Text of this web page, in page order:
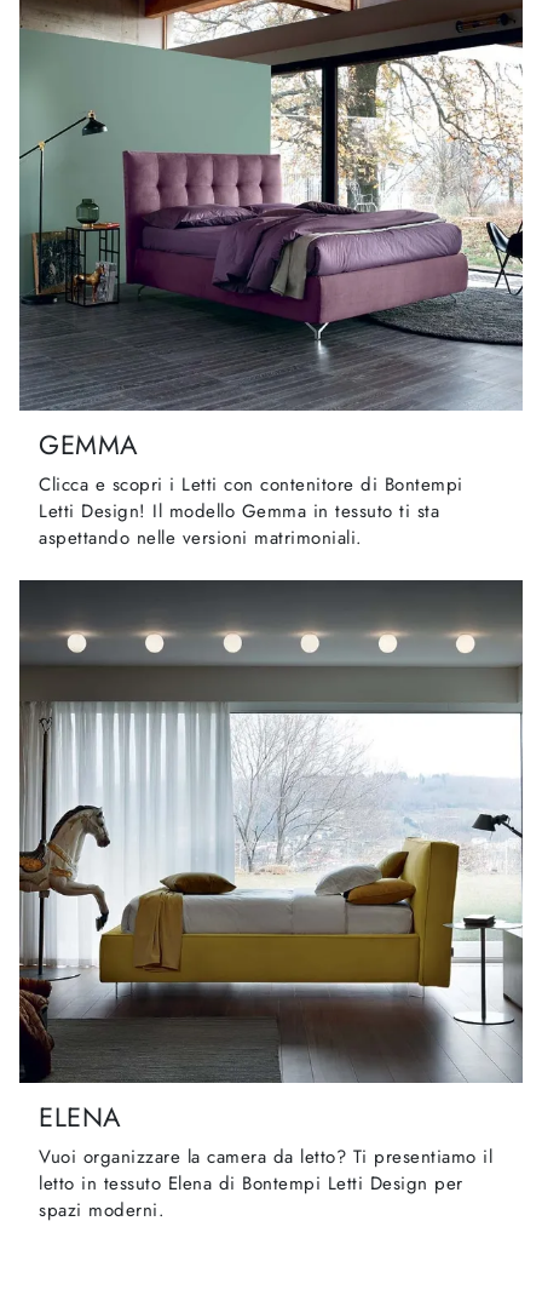
GEMMA
Clicca e scopri i Letti con contenitore di Bontempi
Letti Design! Il modello Gemma in tessuto ti sta
aspettando nelle versioni matrimoniali.
ELENA
Vuoi organizzare la camera da letto? Ti presentiamo il
letto in tessuto Elena di Bontempi Letti Design per
spazi moderni.